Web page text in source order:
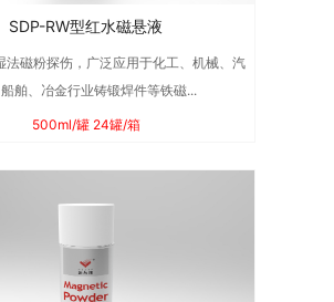
SDP-RW型红水磁悬液
法磁粉探伤，广泛应用于化工、机械、汽
舶、冶金行业铸锻焊件等铁磁...
500ml/罐 24罐/箱